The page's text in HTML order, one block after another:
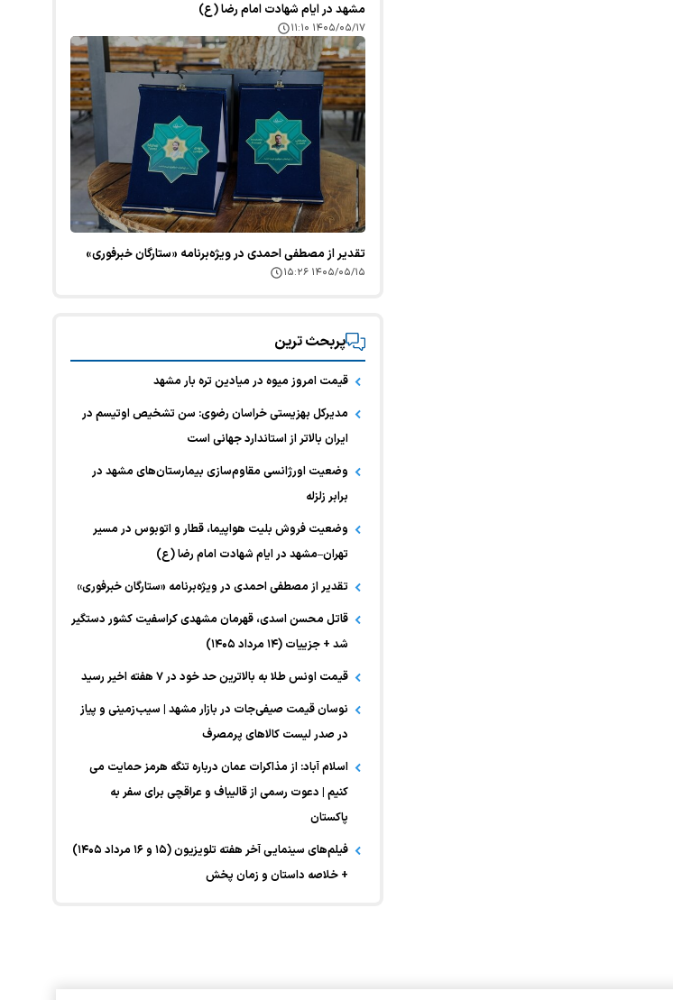
مشهد در ایام شهادت امام رضا (ع)
۱۴۰۵/۰۵/۱۷ ۱۱:۱۰
تقدیر از مصطفی احمدی در ویژه‌برنامه «ستارگان خبرفوری»
۱۴۰۵/۰۵/۱۵ ۱۵:۲۶
پربحث ترین
قیمت امروز میوه در میادین تره بار مشهد
مدیرکل بهزیستی خراسان رضوی: سن تشخیص اوتیسم در
ایران بالاتر از استاندارد جهانی است
وضعیت اورژانسی مقاوم‌سازی بیمارستان‌های مشهد در
برابر زلزله
وضعیت فروش بلیت هواپیما، قطار و اتوبوس در مسیر
تهران–مشهد در ایام شهادت امام رضا (ع)
تقدیر از مصطفی احمدی در ویژه‌برنامه «ستارگان خبرفوری»
قاتل محسن اسدی، قهرمان مشهدی کراسفیت کشور دستگیر
شد + جزییات (۱۴ مرداد ۱۴۰۵)
قیمت اونس طلا به بالاترین حد خود در ۷ هفته اخیر رسید
نوسان قیمت صیفی‌جات در بازار مشهد | سیب‌زمینی و پیاز
در صدر لیست کالا‌های پرمصرف
اسلام آباد: از مذاکرات عمان درباره تنگه هرمز حمایت می
کنیم | دعوت رسمی از قالیباف و عراقچی برای سفر به
پاکستان
فیلم‌های سینمایی آخر هفته تلویزیون (۱۵ و ۱۶ مرداد ۱۴۰۵)
+ خلاصه داستان و زمان پخش